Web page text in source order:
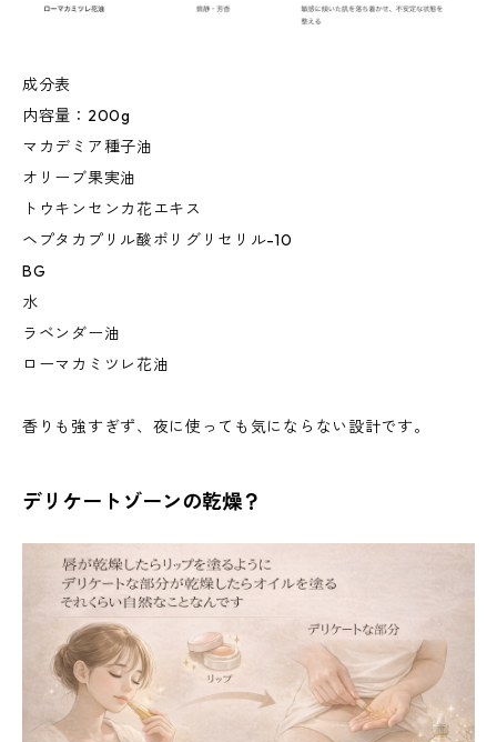
成分表
内容量：200g
マカデミア種子油
オリーブ果実油
トウキンセンカ花エキス
ヘプタカプリル酸ポリグリセリル-10
BG
水
ラベンダー油
ローマカミツレ花油
香りも強すぎず、夜に使っても気にならない設計です。
デリケートゾーンの乾燥？